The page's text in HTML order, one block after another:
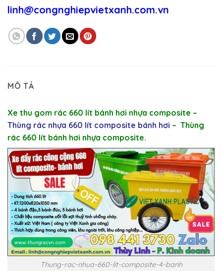
linh@congnghiepvietxanh.com.vn
MÔ TẢ
Xe thu gom rác 660 lít bánh hơi nhựa composite –
Thùng rác nhựa 660 lít composite bánh hơi – Thùng
rác 660 lít bánh hơi nhựa composite.
Thung-rac-nhua-660-lit-composite-4-banh